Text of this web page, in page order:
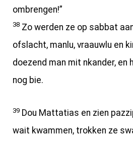
ombrengen!”
38 Zo werden ze op sabbat
ofslacht, manlu, vraauwlu en
doezend man mit nkander, en
nog bie.
39 Dou Mattatias en zien
wait kwammen, trokken ze